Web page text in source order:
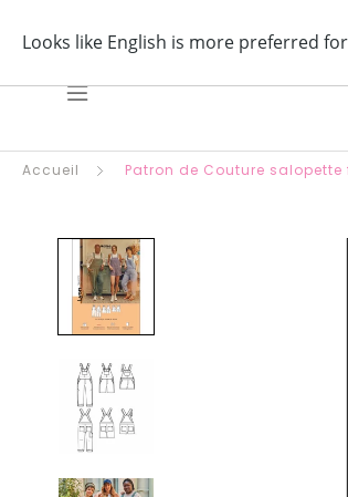
Accueil Patron de Couture salopette